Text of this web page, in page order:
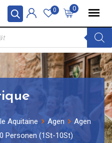
0
0
Aquitaine Agen
Agen
Personen (1St-10St)